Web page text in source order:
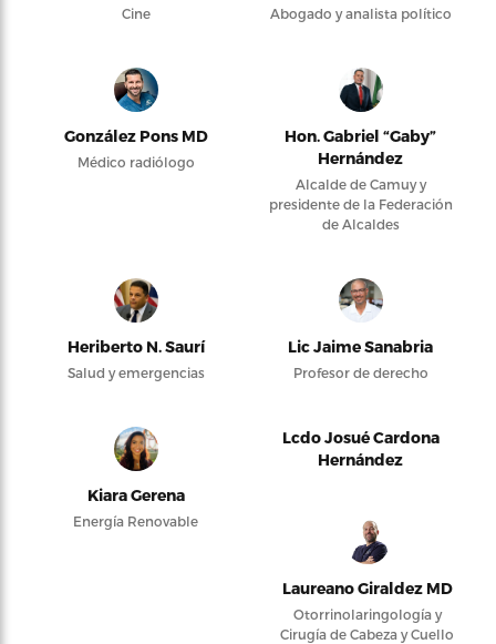
Cine Abogado y analista político
González Pons MD
Médico radiólogo
Hon. Gabriel “Gaby”
Hernández
Alcalde de Camuy y
presidente de la Federación
de Alcaldes
Heriberto N. Saurí
Salud y emergencias
Lic Jaime Sanabria
Profesor de derecho
Kiara Gerena
Energía Renovable
Lcdo Josué Cardona
Hernández
Laureano Giraldez MD
Otorrinolaringología y
Cirugía de Cabeza y Cuello